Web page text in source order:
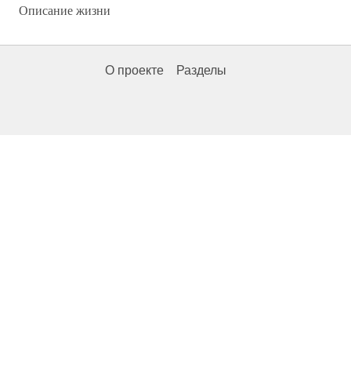
Описание жизни
О проекте Разделы